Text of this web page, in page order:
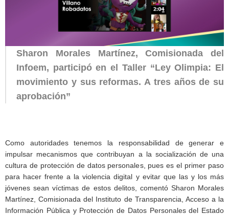
Sharon Morales Martínez, Comisionada del
Infoem, participó en el Taller “Ley Olimpia: El
movimiento y sus reformas. A tres años de su
aprobación”
Como autoridades tenemos la responsabilidad de generar e
impulsar mecanismos que contribuyan a la socialización de una
cultura de protección de datos personales, pues es el primer paso
para hacer frente a la violencia digital y evitar que las y los más
jóvenes sean víctimas de estos delitos, comentó Sharon Morales
Martínez, Comisionada del Instituto de Transparencia, Acceso a la
Información Pública y Protección de Datos Personales del Estado